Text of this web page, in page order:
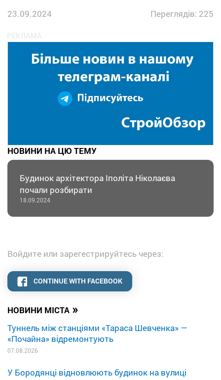
НОВИНИ МІСТА »
Туннель між станціями «Тараса Шевченка» —
«Почайна» відремонтують
07.08.2026
У Бородянці відновлюють будинок на вулиці
23.09.2024
Переглядів: 225
НОВИНИ НА ЦЮ ТЕМУ
Будинок архітектора Іполіта Ніколаєва
почали розбирати
18.09.2024
Войдите или зарегестрируйтесь через:
CONTINUE WITH FACEBOOK